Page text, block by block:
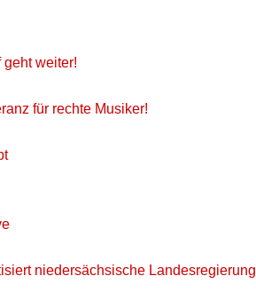
weiter!
für rechte Musiker!
niedersächsische Landesregierung